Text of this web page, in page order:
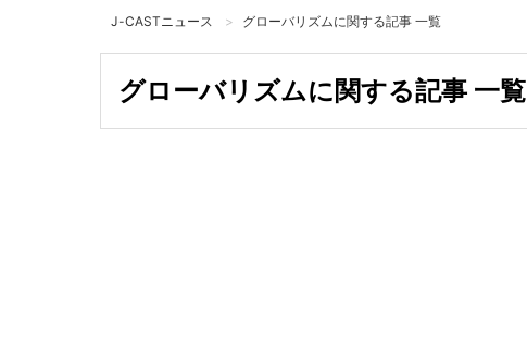
J-CASTニュース グローバリズムに関する記事 一覧
グローバリズムに関する記事 一覧